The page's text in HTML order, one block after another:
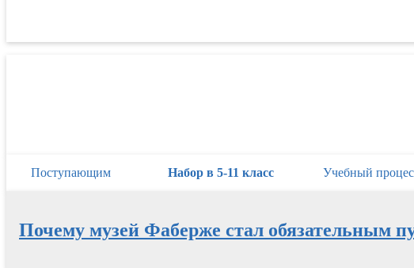
Поступающим
Набор в 5-11 класс Учебный
Почему музей Фаберже стал обязательным